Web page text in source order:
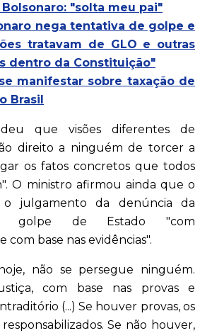
"solta meu pai"
nega tentativa de golpe e
tratavam de GLO e outras
dentro da Constituição"
manifestar sobre taxação de
Brasil
que visões diferentes de
direito a ninguém de torcer a
os fatos concretos que todos
O ministro afirmou ainda que o
o julgamento da denúncia da
golpe de Estado "com
com base nas evidências".
não se persegue ninguém.
com base nas provas e
(...) Se houver provas, os
Se não houver,